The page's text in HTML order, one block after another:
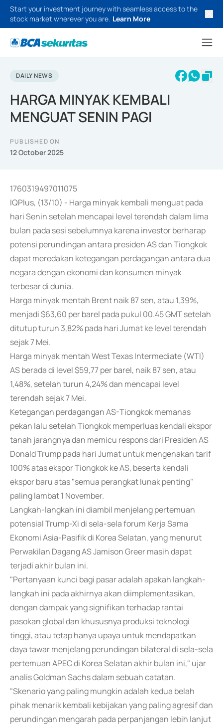
Start your investment journey with seamless access to the
stock market wherever you are. Learn More
DAILY NEWS
HARGA MINYAK KEMBALI
MENGUAT SENIN PAGI
PUBLISHED ON
12 October 2025
1760319497011075
IQPlus, (13/10) - Harga minyak kembali menguat pada
hari Senin setelah mencapai level terendah dalam lima
bulan pada sesi sebelumnya karena investor berharap
potensi perundingan antara presiden AS dan Tiongkok
dapat meredakan ketegangan perdagangan antara dua
negara dengan ekonomi dan konsumen minyak
terbesar di dunia.
Harga minyak mentah Brent naik 87 sen, atau 1,39%,
menjadi $63,60 per barel pada pukul 00.45 GMT setelah
ditutup turun 3,82% pada hari Jumat ke level terendah
sejak 7 Mei.
Harga minyak mentah West Texas Intermediate (WTI)
AS berada di level $59,77 per barel, naik 87 sen, atau
1,48%, setelah turun 4,24% dan mencapai level
terendah sejak 7 Mei.
Ketegangan perdagangan AS-Tiongkok memanas
pekan lalu setelah Tiongkok memperluas kendali ekspor
tanah jarangnya dan memicu respons dari Presiden AS
Donald Trump pada hari Jumat untuk mengenakan tarif
100% atas ekspor Tiongkok ke AS, beserta kendali
ekspor baru atas "semua perangkat lunak penting"
paling lambat 1 November.
Langkah-langkah ini diambil menjelang pertemuan
potensial Trump-Xi di sela-sela forum Kerja Sama
Ekonomi Asia-Pasifik di Korea Selatan, yang menurut
Perwakilan Dagang AS Jamison Greer masih dapat
terjadi akhir bulan ini.
"Pertanyaan kunci bagi pasar adalah apakah langkah-
langkah ini pada akhirnya akan diimplementasikan,
dengan dampak yang signifikan terhadap rantai
pasokan global dan khususnya produksi teknologi
tinggi, atau tetap hanya upaya untuk mendapatkan
daya tawar menjelang perundingan bilateral di sela-sela
pertemuan APEC di Korea Selatan akhir bulan ini," ujar
analis Goldman Sachs dalam sebuah catatan.
"Skenario yang paling mungkin adalah kedua belah
pihak menarik kembali kebijakan yang paling agresif dan
perundingan mengarah pada perpanjangan lebih lanjut